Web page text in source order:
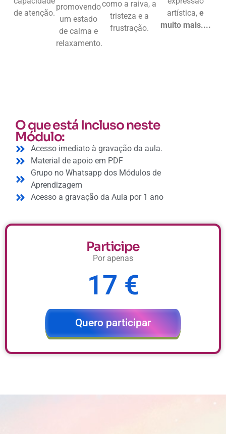
de atenção.
promovendo
um estado
de calma e
relaxamento.
como a raiva, a
tristeza e a
frustração.
artística,e
muito mais....
O que está Incluso neste
Módulo:
Acesso imediato à gravação da aula.
Material de apoio em PDF
Grupo no Whatsapp dos Módulos de
Aprendizagem
Acesso a gravação da Aula por 1 ano
Participe
Por apenas
17 €
Quero participar